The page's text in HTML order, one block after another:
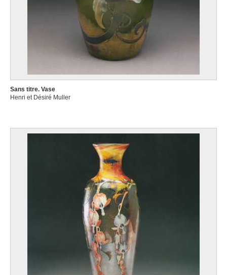
Sans titre. Vase
Henri et Désiré Muller